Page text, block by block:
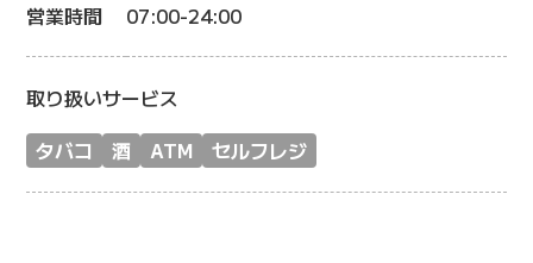
営業時間 07:00-24:00
取り扱いサービス
タバコ
酒 ATM セルフレジ